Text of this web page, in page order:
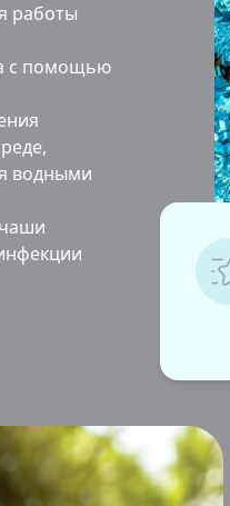
работы
с помощью
водными